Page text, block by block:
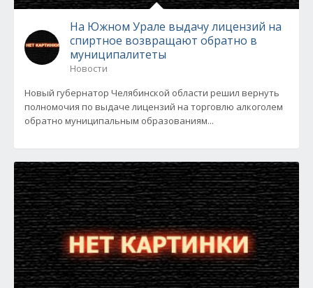
На Южном Урале выдачу лицензий на
спиртное возвращают обратно в
муниципалитеты
Новости
Новый губернатор Челябинской области решил вернуть
полномочия по выдаче лицензий на торговлю алкоголем
обратно муниципальным образованиям...